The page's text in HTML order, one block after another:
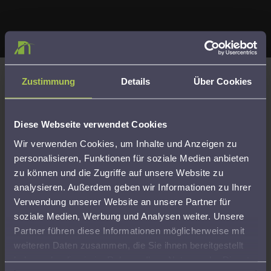
Zustimmung Details Über Cookies
Diese Webseite verwendet Cookies
Wir verwenden Cookies, um Inhalte und Anzeigen zu
personalisieren, Funktionen für soziale Medien anbieten
zu können und die Zugriffe auf unsere Website zu
analysieren. Außerdem geben wir Informationen zu Ihrer
Verwendung unserer Website an unsere Partner für
soziale Medien, Werbung und Analysen weiter. Unsere
Partner führen diese Informationen möglicherweise mit
weiteren Daten zusammen, die Sie ihnen bereitgestellt
haben oder die sie im Rahmen Ihrer Nutzung der Dienste
Kompetenz, Sicherheit und Transparenz Unsere
Beratungsbefugnis gemäß § 4 Nr. 11 des
Steuerberatungsgesetzes. Durch regelmäßige Fortbildungen
und hohe Qualitätsstandards stellen wir sicher, dass Sie
jederzeit kompetent und auf dem aktuellen Stand beraten
werden. Für zusätzliche Sicherheit ist der
Lohnsteuerhilfeverein Hessen e.V. über eine
Vermögensschaden-Haftpflichtversicherung abgesichert
und haftet im Falle einer fehlerhaften Beratungsleistung.